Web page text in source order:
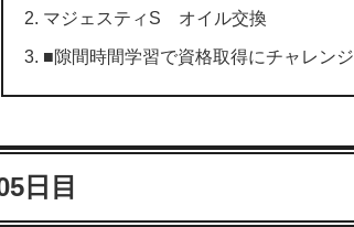
マジェスティS オイル交換
■隙間時間学習で資格取得にチャレンジ
日目